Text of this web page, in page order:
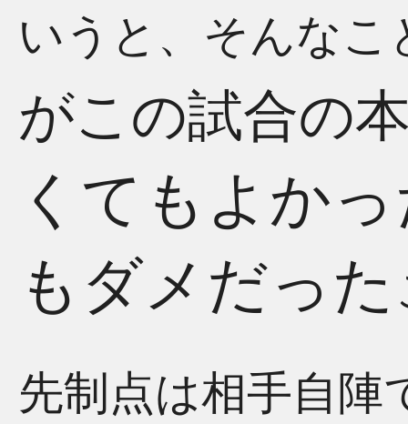
いうと、そんなこ
がこの試合の
くてもよか
もダメだった
先制点は相手自陣